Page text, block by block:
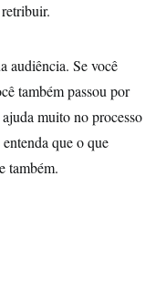
audiência. Se você
também passou por
muito no processo
que o que
também.